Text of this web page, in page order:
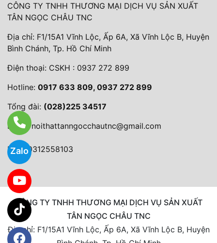
Zalo
CÔNG TY TNHH THƯƠNG MẠI DỊCH VỤ SẢN XUẤT
TÂN NGỌC CHÂU TNC
Địa chỉ: F1/15A1 Vĩnh Lộc, Ấp 6A, Xã Vĩnh Lộc B, Huyện
Bình Chánh, Tp. Hồ Chí Minh
Điện thoại: CSKH : 0937 272 899
Hotline: 0917 633 809, 0937 272 899
Tổng đài: (028)225 34517
Email:noithattanngocchautnc@gmail.com
MST: 0312558103
CÔNG TY TNHH THƯƠNG MẠI DỊCH VỤ SẢN XUẤT
TÂN NGỌC CHÂU TNC
Địa chỉ: F1/15A1 Vĩnh Lộc, Ấp 6A, Xã Vĩnh Lộc B, Huyện